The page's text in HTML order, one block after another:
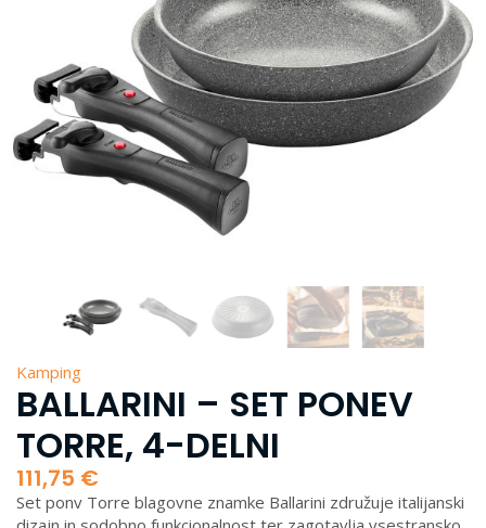
Kamping
BALLARINI – SET PONEV
TORRE, 4-DELNI
111,75 €
Set ponv Torre blagovne znamke Ballarini združuje italijanski